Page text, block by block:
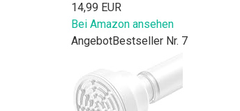
14,99 EUR
Bei Amazon ansehen
AngebotBestseller Nr. 7